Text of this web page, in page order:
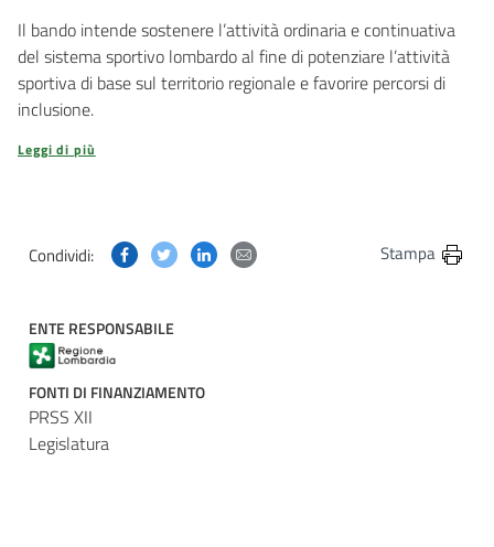
Il bando intende sostenere l’attività ordinaria e continuativa
del sistema sportivo lombardo al fine di potenziare l’attività
sportiva di base sul territorio regionale e favorire percorsi di
inclusione.
Leggi di più
Condividi: Condividi questa pagina su Facebook
Condividi questa pagina su Twitter
Condividi questa pagina su Linkedin
Condividi questa pagina via
Stampa
ENTE RESPONSABILE
FONTI DI FINANZIAMENTO
PRSS XII
Legislatura